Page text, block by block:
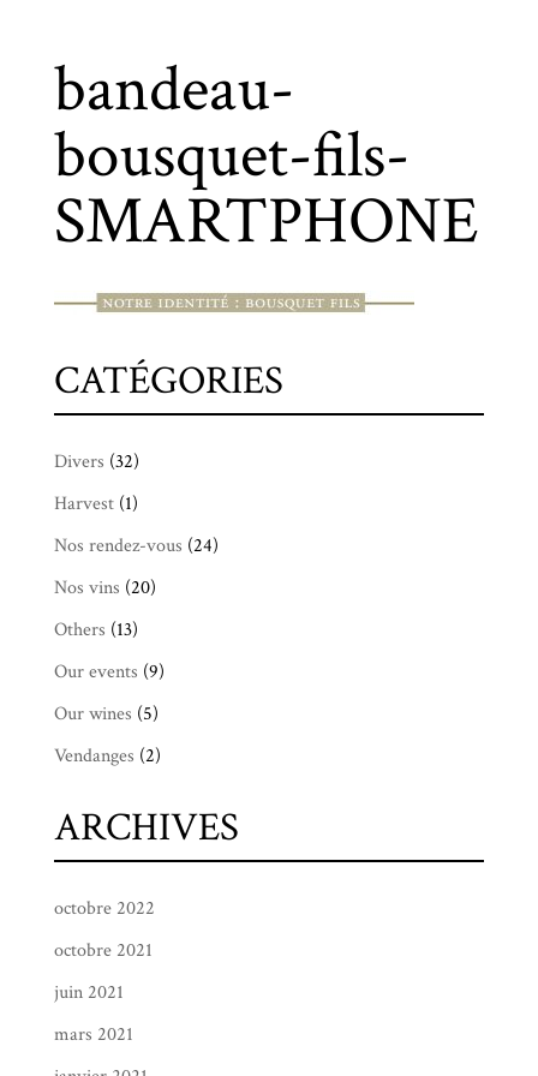
bandeau-
bousquet-fils-
SMARTPHONE
CATÉGORIES
Divers (32)
Harvest(1)
Nos rendez-vous (24)
Nos vins (20)
Others (13)
Our events (9)
Our wines (5)
Vendanges (2)
ARCHIVES
octobre 2022
octobre 2021
juin 2021
mars 2021